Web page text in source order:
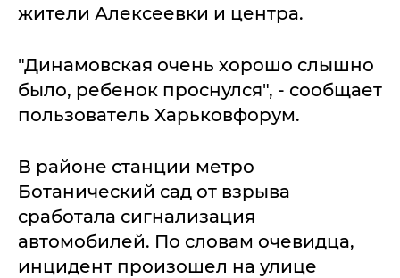
жители Алексеевки и центра.
"Динамовская очень хорошо слышно
было, ребенок проснулся", - сообщает
пользователь Харьковфорум.
В районе станции метро
Ботанический сад от взрыва
сработала сигнализация
автомобилей. По словам очевидца,
инцидент произошел на улице